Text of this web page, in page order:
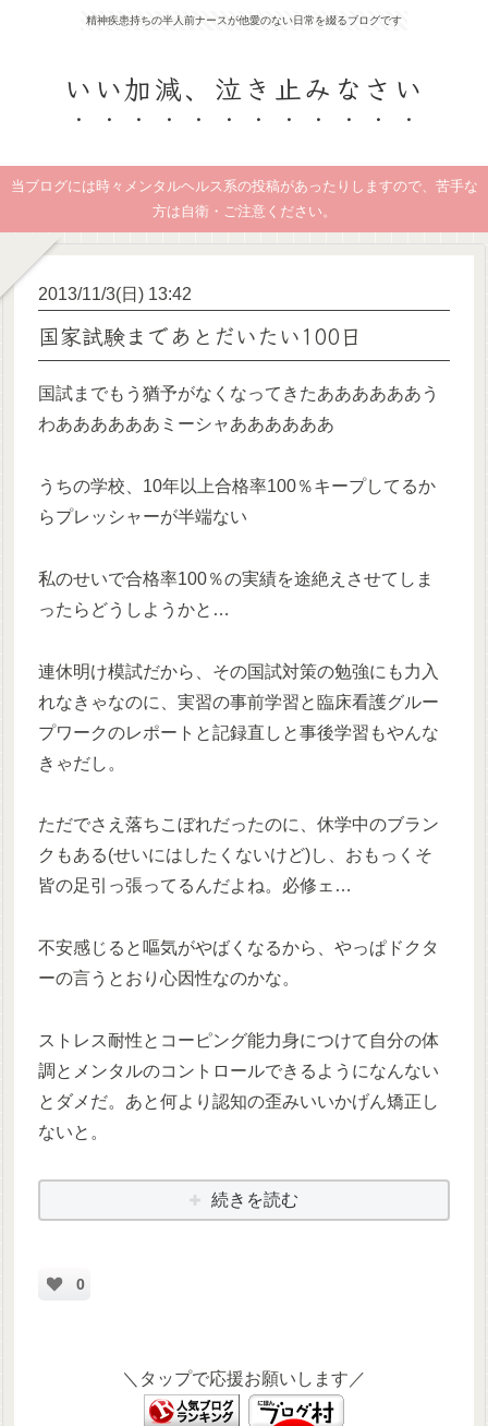
精神疾患持ちの半人前ナースが他愛のない日常を綴るブログです
いい加減、泣き止みなさい
当ブログには時々メンタルヘルス系の投稿があったりしますので、苦手な
方は自衛・ご注意ください。
2013/11/3(日) 13:42
国家試験まであとだいたい100日
国試までもう猶予がなくなってきたああああああう
わああああああミーシャああああああ
うちの学校、10年以上合格率100％キープしてるか
らプレッシャーが半端ない
私のせいで合格率100％の実績を途絶えさせてしま
ったらどうしようかと…
連休明け模試だから、その国試対策の勉強にも力入
れなきゃなのに、実習の事前学習と臨床看護グルー
プワークのレポートと記録直しと事後学習もやんな
きゃだし。
ただでさえ落ちこぼれだったのに、休学中のブラン
クもある(せいにはしたくないけど)し、おもっくそ
皆の足引っ張ってるんだよね。必修ェ…
不安感じると嘔気がやばくなるから、やっぱドクタ
ーの言うとおり心因性なのかな。
ストレス耐性とコーピング能力身につけて自分の体
調とメンタルのコントロールできるようになんない
とダメだ。あと何より認知の歪みいいかげん矯正し
ないと。
続きを読む
0
＼タップで応援お願いします／